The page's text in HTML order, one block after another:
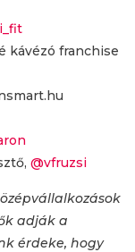
kávézó franchise
@vfruzsi
adják a
érdeke, hogy